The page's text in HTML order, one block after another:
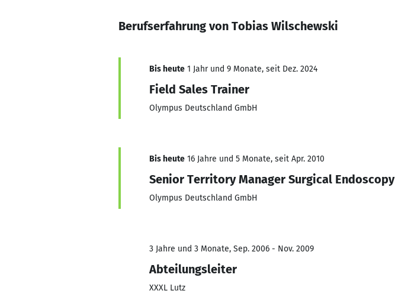
Berufserfahrung von Tobias Wilschewski
Bis heute 1 Jahr und 9 Monate, seit Dez. 2024
Field Sales Trainer
Olympus Deutschland GmbH
Bis heute 16 Jahre und 5 Monate, seit Apr. 2010
Senior Territory Manager Surgical Endoscopy
Olympus Deutschland GmbH
3 Jahre und 3 Monate, Sep. 2006 - Nov. 2009
Abteilungsleiter
XXXL Lutz